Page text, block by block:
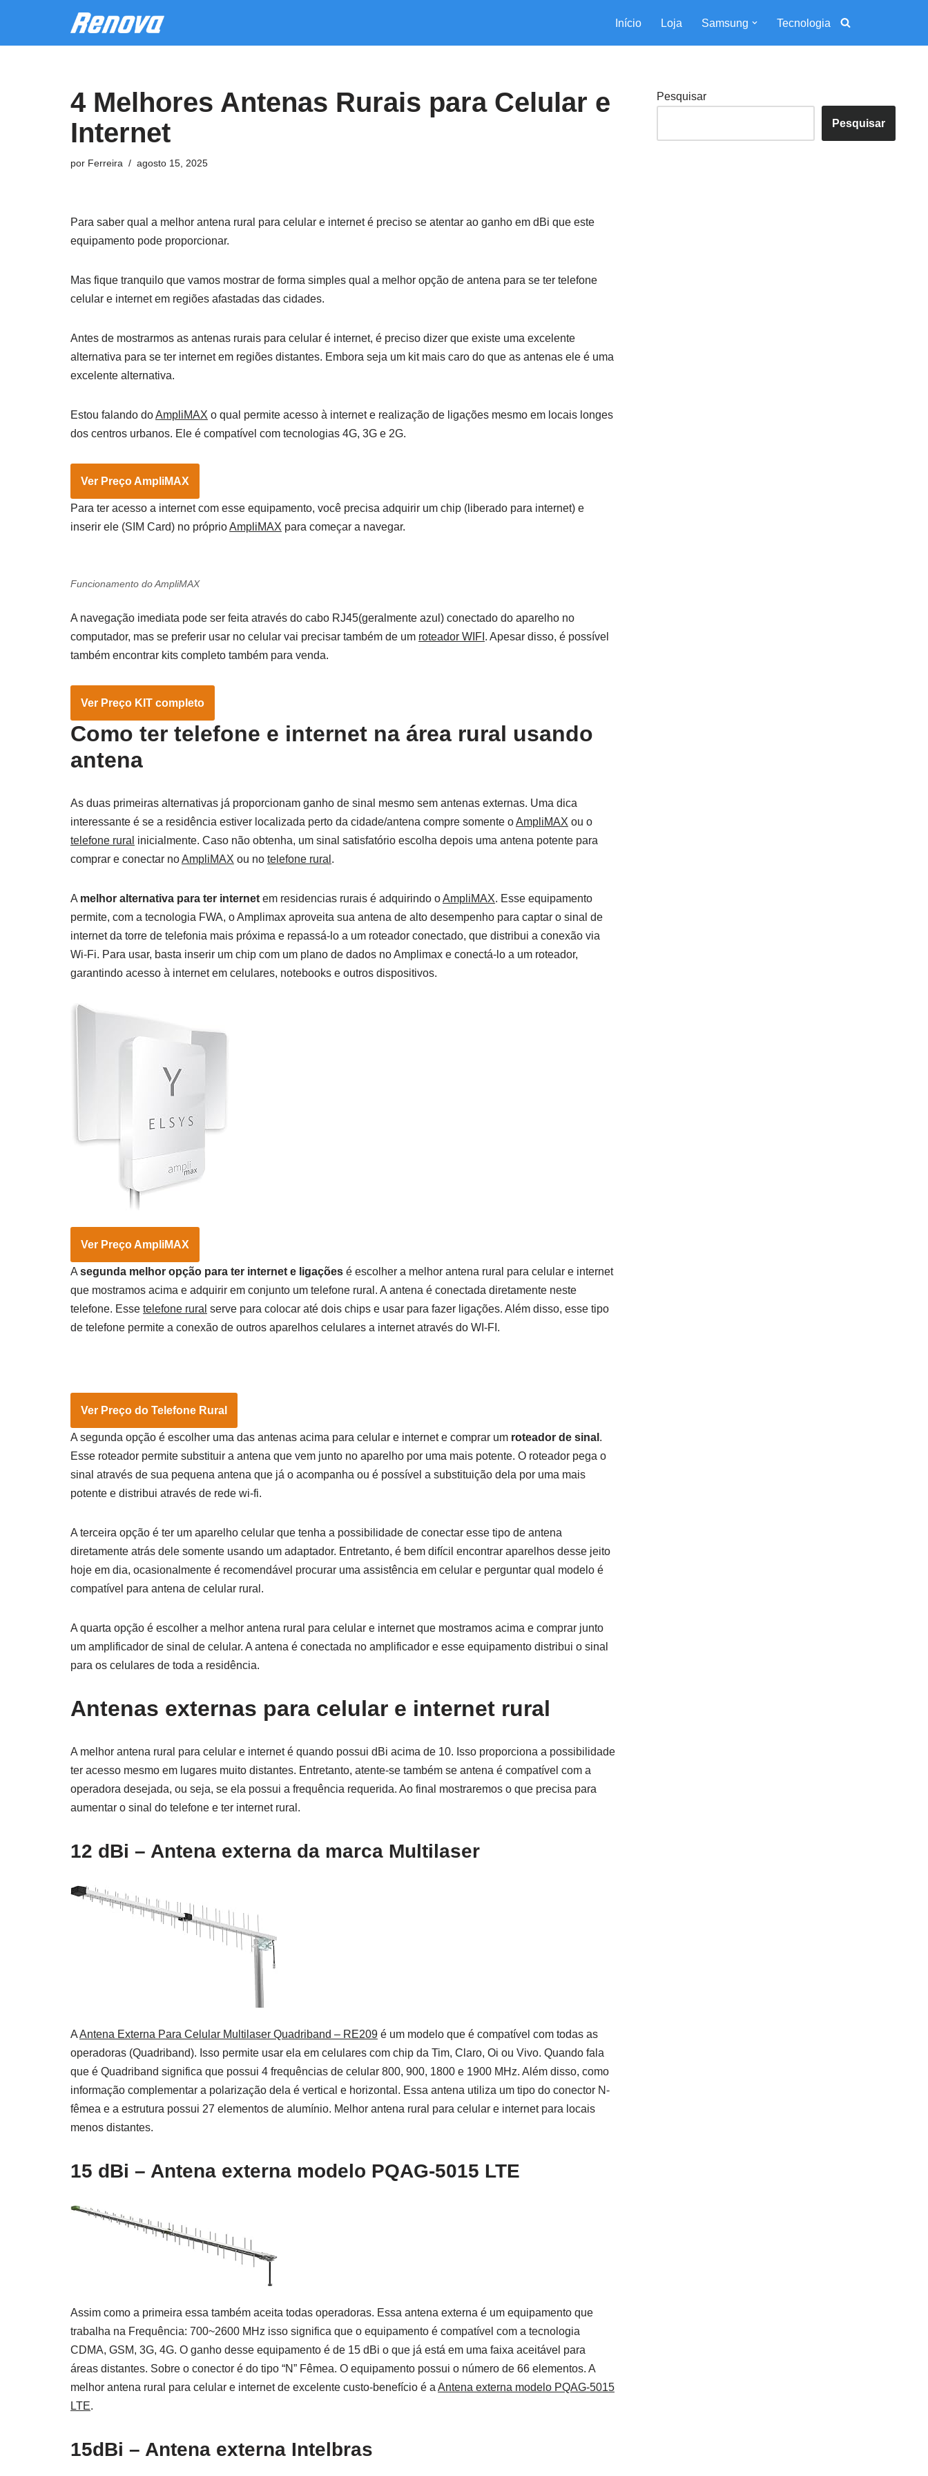
Início Loja Samsung Tecnologia
4 Melhores Antenas Rurais para Celular e
Internet
por Ferreira agosto 15, 2025
Para saber qual a melhor antena rural para celular e internet é preciso se atentar ao ganho em dBi que este
equipamento pode proporcionar.
Mas fique tranquilo que vamos mostrar de forma simples qual a melhor opção de antena para se ter telefone
celular e internet em regiões afastadas das cidades.
Antes de mostrarmos as antenas rurais para celular é internet, é preciso dizer que existe uma excelente
alternativa para se ter internet em regiões distantes. Embora seja um kit mais caro do que as antenas ele é uma
excelente alternativa.
Estou falando doAmpliMAX o qual permite acesso à internet e realização de ligações mesmo em locais longes
dos centros urbanos. Ele é compatível com tecnologias 4G, 3G e 2G.
Ver Preço AmpliMAX
Para ter acesso a internet com esse equipamento, você precisa adquirir um chip (liberado para internet) e
inserir ele (SIM Card) no próprioAmpliMAX para começar a navegar.
Funcionamento do AmpliMAX
A navegação imediata pode ser feita através do cabo RJ45(geralmente azul) conectado do aparelho no
computador, mas se preferir usar no celular vai precisar também de um roteador WIFI . Apesar disso, é possível
também encontrar kits completo também para venda.
Ver Preço KIT completo
Como ter telefone e internet na área rural usando
antena
As duas primeiras alternativas já proporcionam ganho de sinal mesmo sem antenas externas. Uma dica
interessante é se a residência estiver localizada perto da cidade/antena compre somente oAmpliMAX ou o
telefone rural inicialmente. Caso não obtenha, um sinal satisfatório escolha depois uma antena potente para
comprar e conectar noAmpliMAX ou no telefone rural .
A melhor alternativa para ter internet em residencias rurais é adquirindo oAmpliMAX. Esse equipamento
permite, com a tecnologia FWA, o Amplimax aproveita sua antena de alto desempenho para captar o sinal de
internet da torre de telefonia mais próxima e repassá-lo a um roteador conectado, que distribui a conexão via
Wi-Fi. Para usar, basta inserir um chip com um plano de dados no Amplimax e conectá-lo a um roteador,
garantindo acesso à internet em celulares, notebooks e outros dispositivos.
Ver Preço AmpliMAX
A segunda melhor opção para ter internet e ligações é escolher a melhor antena rural para celular e internet
que mostramos acima e adquirir em conjunto um telefone rural. A antena é conectada diretamente neste
telefone. Esse telefone rural serve para colocar até dois chips e usar para fazer ligações. Além disso, esse tipo
de telefone permite a conexão de outros aparelhos celulares a internet através do WI-FI.
Ver Preço do Telefone Rural
A segunda opção é escolher uma das antenas acima para celular e internet e comprar um roteador de sinal .
Esse roteador permite substituir a antena que vem junto no aparelho por uma mais potente. O roteador pega o
sinal através de sua pequena antena que já o acompanha ou é possível a substituição dela por uma mais
potente e distribui através de rede wi-fi.
A terceira opção é ter um aparelho celular que tenha a possibilidade de conectar esse tipo de antena
diretamente atrás dele somente usando um adaptador. Entretanto, é bem difícil encontrar aparelhos desse jeito
hoje em dia, ocasionalmente é recomendável procurar uma assistência em celular e perguntar qual modelo é
compatível para antena de celular rural.
A quarta opção é escolher a melhor antena rural para celular e internet que mostramos acima e comprar junto
um amplificador de sinal de celular. A antena é conectada no amplificador e esse equipamento distribui o sinal
para os celulares de toda a residência.
Antenas externas para celular e internet rural
A melhor antena rural para celular e internet é quando possui dBi acima de 10. Isso proporciona a possibilidade
ter acesso mesmo em lugares muito distantes. Entretanto, atente-se também se antena é compatível com a
operadora desejada, ou seja, se ela possui a frequência requerida. Ao final mostraremos o que precisa para
aumentar o sinal do telefone e ter internet rural.
12 dBi – Antena externa da marca Multilaser
AAntena Externa Para Celular Multilaser Quadriband – RE209 é um modelo que é compatível com todas as
operadoras (Quadriband). Isso permite usar ela em celulares com chip da Tim, Claro, Oi ou Vivo. Quando fala
que é Quadriband significa que possui 4 frequências de celular 800, 900, 1800 e 1900 MHz. Além disso, como
informação complementar a polarização dela é vertical e horizontal. Essa antena utiliza um tipo do conector N-
fêmea e a estrutura possui 27 elementos de alumínio. Melhor antena rural para celular e internet para locais
menos distantes.
15 dBi – Antena externa modelo PQAG-5015 LTE
Assim como a primeira essa também aceita todas operadoras. Essa antena externa é um equipamento que
trabalha na Frequência: 700~2600 MHz isso significa que o equipamento é compatível com a tecnologia
CDMA, GSM, 3G, 4G. O ganho desse equipamento é de 15 dBi o que já está em uma faixa aceitável para
áreas distantes. Sobre o conector é do tipo “N” Fêmea. O equipamento possui o número de 66 elementos. A
melhor antena rural para celular e internet de excelente custo-benefício é a Antena externa modelo PQAG-5015
LTE.
15dBi – Antena externa Intelbras
Pesquisar
Pesquisar